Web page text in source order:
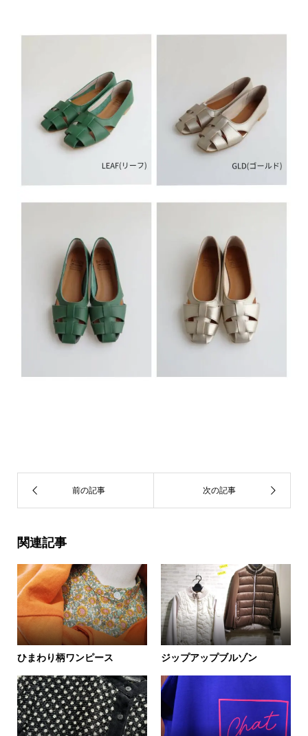
関連記事
ひまわり柄ワンピース ジップアップブルゾン